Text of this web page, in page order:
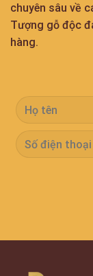
chuyên sâu về
Tượng gỗ độc
hàng.